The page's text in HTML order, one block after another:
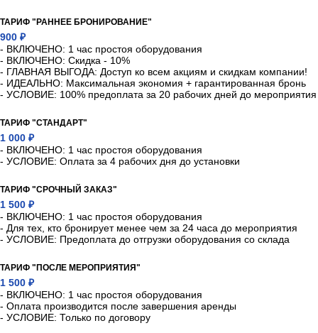
ТАРИФ "РАННЕЕ БРОНИРОВАНИЕ"
900 ₽
- ВКЛЮЧЕНО: 1 час простоя оборудования
- ВКЛЮЧЕНО: Скидка - 10%
- ГЛАВНАЯ ВЫГОДА: Доступ ко всем акциям и скидкам компании!
- ИДЕАЛЬНО: Максимальная экономия + гарантированная бронь
- УСЛОВИЕ: 100% предоплата за 20 рабочих дней до мероприятия
ТАРИФ "СТАНДАРТ"
1 000 ₽
- ВКЛЮЧЕНО: 1 час простоя оборудования
- УСЛОВИЕ: Оплата за 4 рабочих дня до установки
ТАРИФ "СРОЧНЫЙ ЗАКАЗ"
1 500 ₽
- ВКЛЮЧЕНО: 1 час простоя оборудования
- Для тех, кто бронирует менее чем за 24 часа до мероприятия
- УСЛОВИЕ: Предоплата до отгрузки оборудования со склада
ТАРИФ "ПОСЛЕ МЕРОПРИЯТИЯ"
1 500 ₽
- ВКЛЮЧЕНО: 1 час простоя оборудования
- Оплата производится после завершения аренды
- УСЛОВИЕ: Только по договору